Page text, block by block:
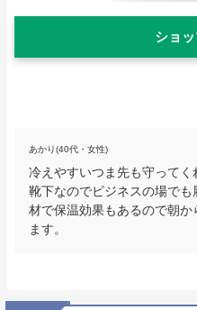
ショ
あかり(40代・女性)
冷えやすいつま先も守って
靴下なのでビジネスの場で
材で保温効果もあるので朝
ます。